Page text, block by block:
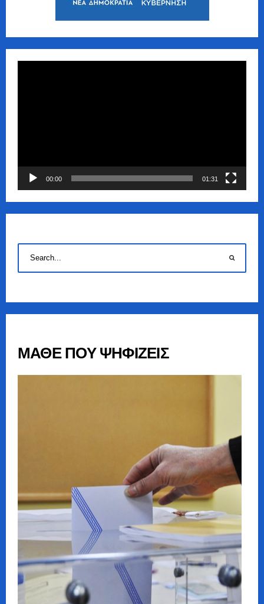
00:00 01:31
ΜΑΘΕ ΠΟΥ ΨΗΦΙΖΕΙΣ